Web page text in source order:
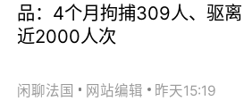
品：4个月拘捕309人、驱离
近2000人次
闲聊法国 网站编辑 昨天15:19